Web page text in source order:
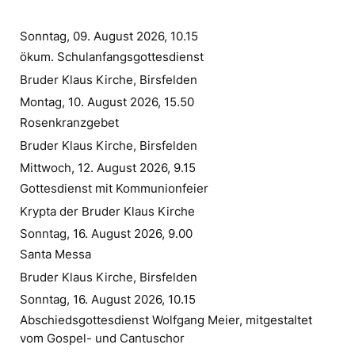
Sonntag, 09. August 2026, 10.15
ökum. Schulanfangsgottesdienst
Bruder Klaus Kirche, Birsfelden
Montag, 10. August 2026, 15.50
Rosenkranzgebet
Bruder Klaus Kirche, Birsfelden
Mittwoch, 12. August 2026, 9.15
Gottesdienst mit Kommunionfeier
Krypta der Bruder Klaus Kirche
Sonntag, 16. August 2026, 9.00
Santa Messa
Bruder Klaus Kirche, Birsfelden
Sonntag, 16. August 2026, 10.15
Abschiedsgottesdienst Wolfgang Meier, mitgestaltet
vom Gospel- und Cantuschor